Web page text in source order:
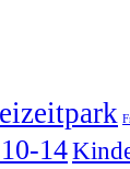
14